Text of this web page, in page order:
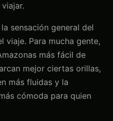
sensación general del
viaje. Para mucha gente,
más fácil de
mejor ciertas orillas,
más fluidas y la
cómoda para quien